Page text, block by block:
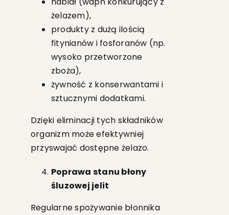
żelazem),
produkty z dużą ilością
fitynianów i fosforanów (np.
wysoko przetworzone
zboża),
żywność z konserwantami i
sztucznymi dodatkami.
Dzięki eliminacji tych składników
organizm może efektywniej
przyswajać dostępne żelazo.
Poprawa stanu błony
śluzowej jelit
Regularne spożywanie błonnika